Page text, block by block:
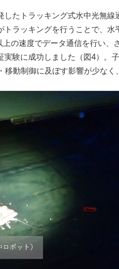
したトラッキング式水中光無
トラッキングを行うことで、
の速度でデータ通信を行い、
実験に成功しました（図4）。
移動制御に及ぼす影響が少な